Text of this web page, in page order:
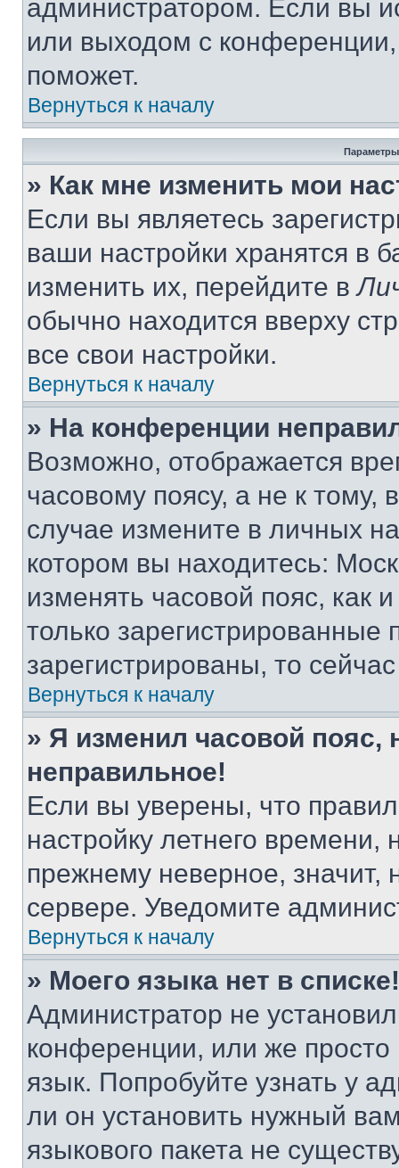
администратором. Если вы
или выходом с
поможет.
Вернуться к началу
Параметры
» Как мне изменить мои
Если вы являетесь
ваши настройки хранятся в
изменить их, перейдите в
обычно находится вверху
все свои настройки.
Вернуться к началу
» На конференции
Возможно, отображается
часовому поясу, а не к тому,
случае измените в личных
котором вы находитесь:
изменять часовой пояс, как
только
зарегистрированы, то
Вернуться к началу
» Я изменил часовой пояс,
неправильное!
Если вы уверены, что
настройку летнего
прежнему неверное, значит,
сервере. Уведомите
Вернуться к началу
» Моего языка нет в списке!
Администратор не
конференции, или же
язык. Попробуйте узнать у
ли он установить нужный
языкового пакета не